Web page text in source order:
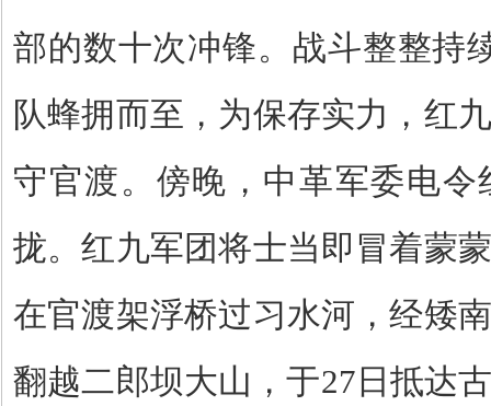
部的数十次冲锋。战斗整整持
队蜂拥而至，为保存实力，红
守官渡。傍晚，中革军委电
拢。红九军团将士当即冒着蒙
在官渡架浮桥过习水河，经矮
翻越二郎坝大山，于27 日抵达